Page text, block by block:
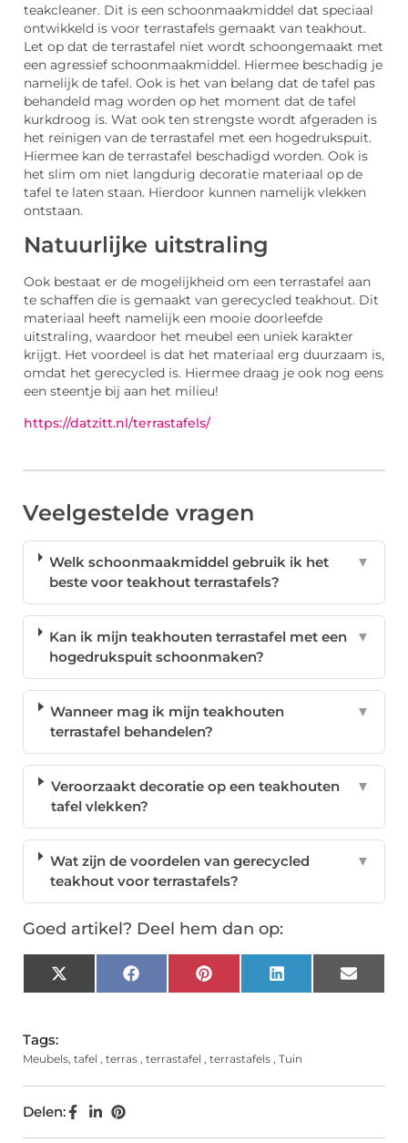
teakcleaner. Dit is een schoonmaakmiddel dat speciaal
ontwikkeld is voor terrastafels gemaakt van teakhout.
Let op dat de terrastafel niet wordt schoongemaakt met
een agressief schoonmaakmiddel. Hiermee beschadig je
namelijk de tafel. Ook is het van belang dat de tafel pas
behandeld mag worden op het moment dat de tafel
kurkdroog is. Wat ook ten strengste wordt afgeraden is
het reinigen van de terrastafel met een hogedrukspuit.
Hiermee kan de terrastafel beschadigd worden. Ook is
het slim om niet langdurig decoratie materiaal op de
tafel te laten staan. Hierdoor kunnen namelijk vlekken
ontstaan.
Natuurlijke uitstraling
Ook bestaat er de mogelijkheid om een terrastafel aan
te schaffen die is gemaakt van gerecycled teakhout. Dit
materiaal heeft namelijk een mooie doorleefde
uitstraling, waardoor het meubel een uniek karakter
krijgt. Het voordeel is dat het materiaal erg duurzaam is,
omdat het gerecycled is. Hiermee draag je ook nog eens
een steentje bij aan het milieu!
https://datzitt.nl/terrastafels/
Veelgestelde vragen
Welk schoonmaakmiddel gebruik ik het
beste voor teakhout terrastafels?
▼
Kan ik mijn teakhouten terrastafel met een
hogedrukspuit schoonmaken?
▼
Wanneer mag ik mijn teakhouten
terrastafel behandelen?
▼
Veroorzaakt decoratie op een teakhouten
tafel vlekken?
▼
Wat zijn de voordelen van gerecycled
teakhout voor terrastafels?
▼
Goed artikel? Deel hem dan op:
X
(Twitter)
FacebookPinterest LinkedIn Email
Tags:
Meubels, tafel , terras , terrastafel , terrastafels , Tuin
Delen: